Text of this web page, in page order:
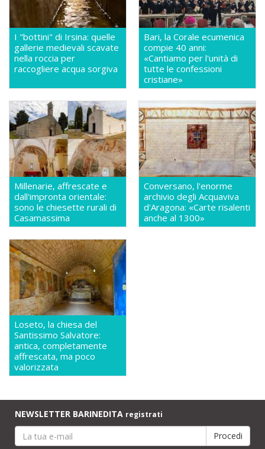
I "bottini" di Irsina: quelle
gallerie medievali scavate
nella roccia per
raccogliere acqua sorgiva
Bari, la Corale ecumenica
compie 40 anni:
«Cantiamo per l'unità di
tutte le confessioni
cristiane»
Millenarie, affrescate e
dall'impronta orientale:
sono le chiesette rurali di
Casamassima
Conversano, l'enorme
archivio degli Acquaviva
d'Aragona: «Carte risalenti
anche al 1300»
Loseto, la chiesa del
Santissimo Salvatore:
antica, completamente
affrescata, ma poco
valorizzata
NEWSLETTER BARINEDITA registrati